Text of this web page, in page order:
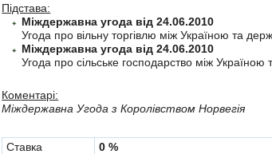
Підстава:
Міждержавна угода від 24.06.2010
Угода про вiльну торгiвлю мiж Україною та
Міждержавна угода від 24.06.2010
Угода про сiльське господарство мiж Україною
Коментарі:
Мiждержавна Угода з Королiвством Норвегія
Cтавка
0 %